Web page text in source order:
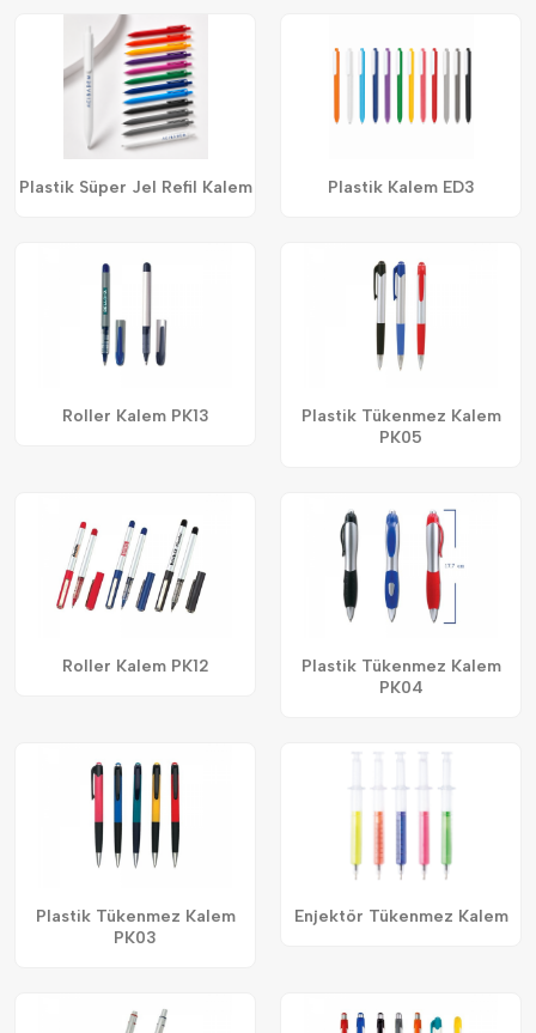
Plastik Süper Jel Refil Kalem Plastik Kalem ED3
Roller Kalem PK13
Plastik Tükenmez Kalem
PK05
Roller Kalem PK12
Plastik Tükenmez Kalem
PK04
Plastik Tükenmez Kalem
PK03
Enjektör Tükenmez Kalem